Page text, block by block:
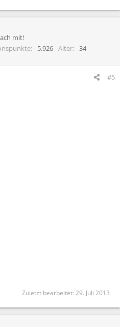
mit!
5.926 Alter
34
#5
Zuletzt bearbeitet: 29. Juli 2013